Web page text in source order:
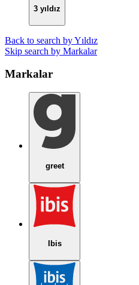
3 yıldız
Back to search by Yıldız
Skip search by Markalar
Markalar
greet
Ibis